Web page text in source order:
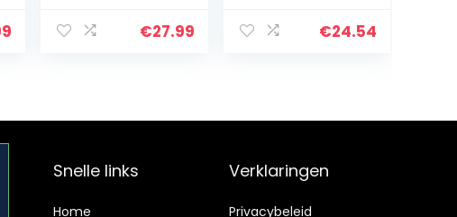
weerbestendig,
€27.99
bescherming en
€24.54
Snelle links
Home
Verklaringen
Privacybeleid